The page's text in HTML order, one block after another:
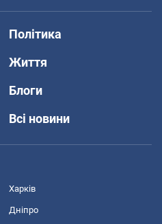
Політика
Життя
Блоги
Всі новини
Харків
Дніпро